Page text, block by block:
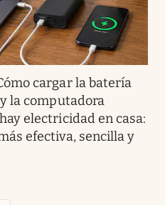
cargar la batería
la computadora
electricidad en casa:
efectiva, sencilla y